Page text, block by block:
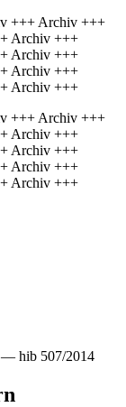
+++ Archiv +++
Archiv +++
Archiv +++
Archiv +++
Archiv +++
+++ Archiv +++
Archiv +++
Archiv +++
Archiv +++
Archiv +++
hib 507/2014